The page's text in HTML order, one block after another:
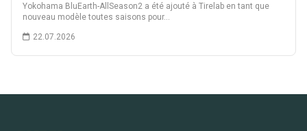
Yokohama BluEarth-AllSeason2 a été ajouté à Tirelab en tant que
nouveau modèle toutes saisons pour…
22.07.2026